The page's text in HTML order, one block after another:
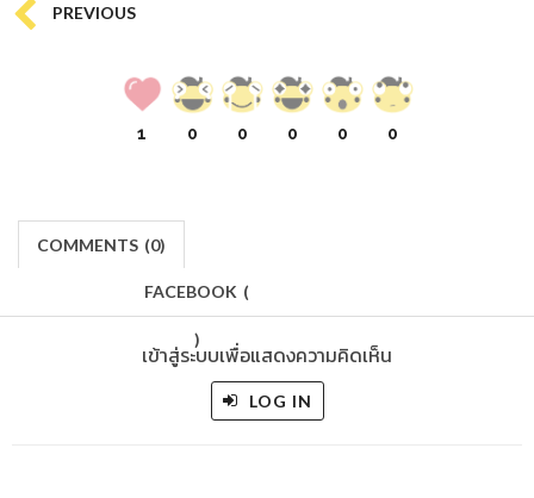
PREVIOUS
1 0 0 0 0 0
COMMENTS (0)
FACEBOOK (
)
เข้าสู่ระบบเพื่อแสดงความคิดเห็น
LOG IN